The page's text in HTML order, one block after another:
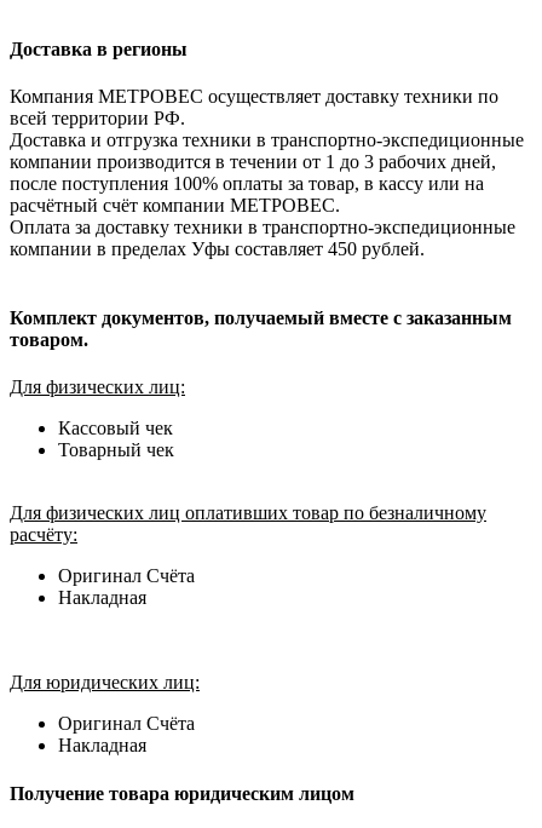
Доставка в регионы
Компания МЕТРОВЕС осуществляет доставку техники по
всей территории РФ.
Доставка и отгрузка техники в транспортно-экспедиционные
компании производится в течении от 1 до 3 рабочих дней,
после поступления 100% оплаты за товар, в кассу или на
расчётный счёт компании МЕТРОВЕС.
Оплата за доставку техники в транспортно-экспедиционные
компании в пределах Уфы составляет 450 рублей.
Комплект документов, получаемый вместе с заказанным
товаром.
Для физических лиц:
Кассовый чек
Товарный чек
Для физических лиц оплативших товар по безналичному
расчёту:
Оригинал Счёта
Накладная
Для юридических лиц:
Оригинал Счёта
Накладная
Получение товара юридическим лицом